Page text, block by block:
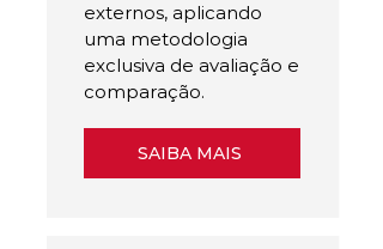
externos, aplicando
uma metodologia
exclusiva de avaliação e
comparação.
SAIBA MAIS